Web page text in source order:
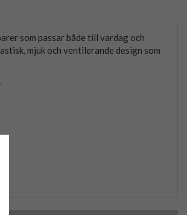
som passar både till vardag och
mjuk och ventilerande design som